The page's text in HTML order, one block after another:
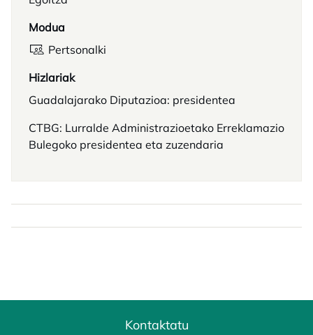
Modua
Pertsonalki
Hizlariak
Guadalajarako Diputazioa: presidentea
CTBG: Lurralde Administrazioetako Erreklamazio
Bulegoko presidentea eta zuzendaria
Kontaktatu